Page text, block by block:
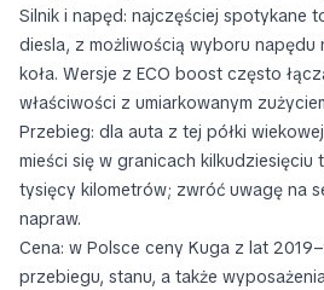
Silnik i napęd: najczęściej spotykane
diesla, z możliwością wyboru
koła. Wersje z ECO boost często
właściwości z umiarkowanym
Przebieg: dla auta z tej półki
mieści się w granicach kilkudziesięciu
tysięcy kilometrów; zwróć uwagę na
napraw.
Cena: w Polsce ceny Kuga z lat
przebiegu, stanu, a także